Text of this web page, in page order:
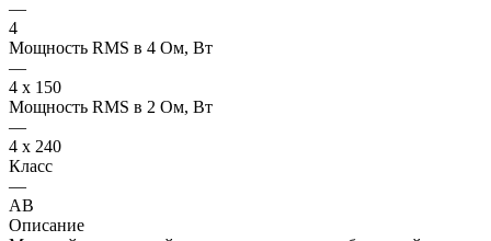
—
4
Мощность RMS в 4 Ом, Вт
—
4 x 150
Мощность RMS в 2 Ом, Вт
—
4 x 240
Класс
—
AB
Описание